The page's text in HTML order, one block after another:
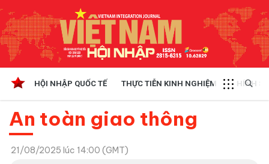
HỘI NHẬP QUỐC TẾ THỰC TIỄN KINH NGHIỆM CHÍNH
An toàn giao thông
21/08/2025 lúc 14:00 (GMT)